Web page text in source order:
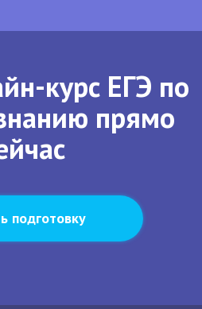
курс ЕГЭ по
прямо
подготовку